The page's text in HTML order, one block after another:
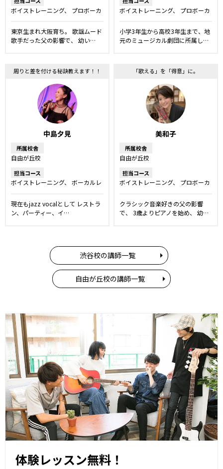
ボイストレーニング
プロボーカ
洋楽・発音矯正レッスン
東京生まれ大阪育ち。 歌謡ムード
歌手だった父の影響で、 幼い…
ボイストレーニング
プロボーカ
舞台・ミュージカルレッスン
キ
ッズ・ジュニアコース
小学3年生から高校3年生まで、地
元のミュージカル劇団に所属し…
周りと差を付ける秘訣教えます！！
中島夕見
所属校舎
自由が丘校
担当コース
ボイストレーニング
ボーカルレ
現在もjazz vocalとして レストラ
ン、パーティー、イ…
「歌える」を「得意」に。
美和子
所属校舎
自由が丘校
担当コース
ボイストレーニング
プロボーカ
洋楽・発音矯正レッスン
キッ
ズ・ジュニアコース
クラシック音楽好きの父の影響
で、 3歳よりピアノを始め、 幼…
渋谷校の講師一覧
自由が丘校の講師一覧
体験レッスン無料！